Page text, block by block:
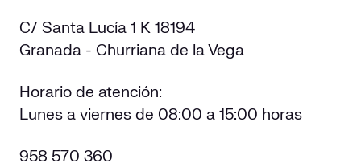
C/ Santa Lucía 1 K 18194
Granada - Churriana de la Vega
Horario de atención:
Lunes a viernes de 08:00 a 15:00 horas
958 570 360